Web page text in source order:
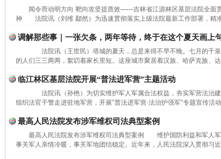
闻令而动明方向 靶向攻坚提质效——吉林省江源林区基层法院全面
神 法院讯（刘维 鄢然）为迅速贯彻落实上级法院最新工作部署，精
调解那些事｜一张欠条，两年等待，终于在这个夏天画上
法院讯（王世民）塔城的夏天，总是来得不早不晚。七月的千
的人们三三两两，絮叨着家长里短。这座城市聚居着汉族、哈萨克族、
临江林区基层法院开展“普法进军营”主题活动
法院讯（孙艳）为切实维护军人军属合法权益，夯实军营法治
组织法官干警走进驻地军营，开展"普法进军营·法治护强军"专题宣传活
最高人民法院发布涉军维权司法典型案例
最高人民法院发布涉军维权司法典型案例 维护国防利益和军人军
事关军人亲情冷暖，事关军地团结稳定。近年来，人民法院深入贯彻习